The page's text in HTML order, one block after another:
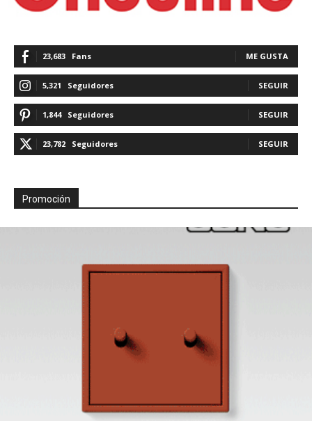
23,683 Fans ME GUSTA
5,321 Seguidores SEGUIR
1,844 Seguidores SEGUIR
23,782 Seguidores SEGUIR
Promoción